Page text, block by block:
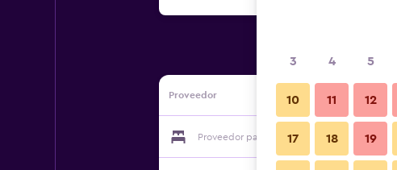
Proveedor
Proveedor para Malaysia Guest House
3 4 5
10 11 12
17 18 19